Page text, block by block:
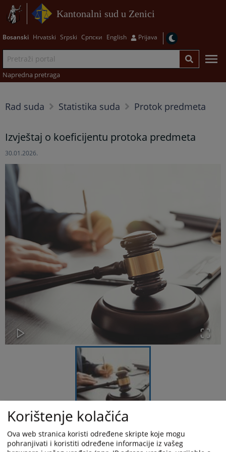
Kantonalni sud u Zenici
Bosanski Hrvatski Srpski Српски English Prijava
Napredna pretraga
Rad suda Statistika suda Protok predmeta
Izvještaj o koeficijentu protoka predmeta
30.01.2026.
Na kraju 2024. godine u Kantonalnom sudu u Zenici broj
neriješenih predmeta je iznosio 366. U toku 2025. godine
Kantonalni sud u Zenici je zaprimio u rad 3645 predmeta (29
Korištenje kolačića
Ova web stranica koristi određene skripte koje mogu
pohranjivati i koristiti određene informacije iz vašeg